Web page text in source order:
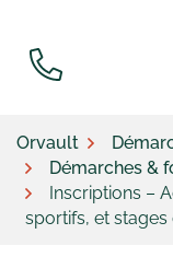
Orvault
Démarches &
Inscriptions –
sportifs, et stages